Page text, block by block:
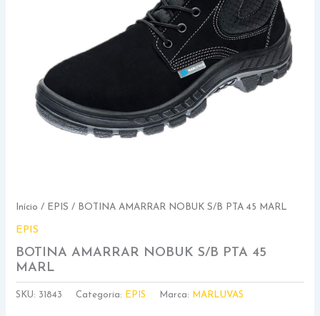
Início / EPIS / BOTINA AMARRAR NOBUK S/B PTA 45 MARL
EPIS
BOTINA AMARRAR NOBUK S/B PTA 45
MARL
SKU: 31843 Categoria: EPIS Marca: MARLUVAS